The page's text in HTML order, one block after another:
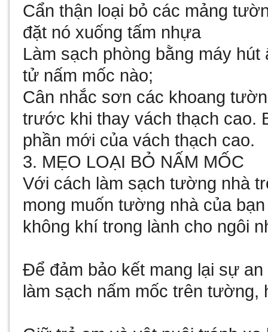
Cẩn thận loại bỏ các mảng
đặt nó xuống tấm nhựa
Làm sạch phòng bằng máy
tử nấm mốc nào;
Cân nhắc sơn các khoang
trước khi thay vách thạch cao.
phần mới của vách thạch cao.
3. MẸO LOẠI BỎ NẤM MỐC
Với cách làm sạch tường nhà
mong muốn tường nhà của
không khí trong lành cho ngôi
Để đảm bảo kết mang lại sự
làm sạch nấm mốc trên tường,